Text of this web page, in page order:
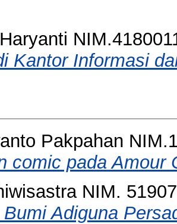
Kantor Informasi
Pakpahan
comic pada Amour
NIM.
Adiguna